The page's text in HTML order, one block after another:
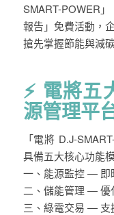
SMART-POWER 」
報告 」免費活動，
搶先掌握節能與減
⚡ 電將五
源管理平
「電將 D.J-
具備五大核心功能
一、 能源監控— 即
二、 儲能管理 —優
三、 綠電交易 — 支